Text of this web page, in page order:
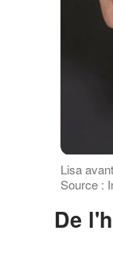
Lisa
Source :
De